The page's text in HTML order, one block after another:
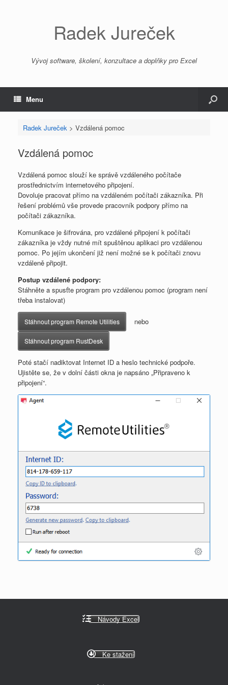
Radek Jureček
Vývoj software, školení, konzultace a doplňky pro Excel
Menu
Radek Jureček > Vzdálená pomoc
Vzdálená pomoc
Vzdálená pomoc slouží ke správě vzdáleného počítače
prostřednictvím internetového připojení.
Dovoluje pracovat přímo na vzdáleném počítači zákazníka. Při
řešení problémů vše provede pracovník podpory přímo na
počítači zákazníka.
Komunikace je šifrována, pro vzdálené připojení k počítači
zákazníka je vždy nutné mít spuštěnou aplikaci pro vzdálenou
pomoc. Po jejím ukončení již není možné se k počítači znovu
vzdáleně připojit.
Postup vzdálené podpory:
Stáhněte a spusťte program pro vzdálenou pomoc (program není
třeba instalovat)
Stáhnout program Remote Utilities nebo
Stáhnout program RustDesk
Poté stačí nadiktovat Internet ID a heslo technické podpoře.
Ujistěte se, že v dolní části okna je napsáno „Připraveno k
připojení“.
Návody Excel
Ke stažení